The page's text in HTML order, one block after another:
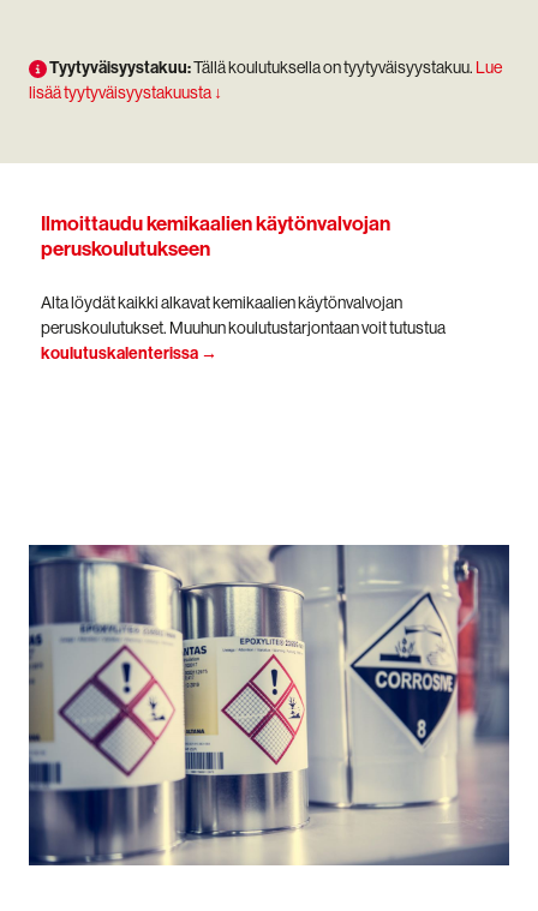
Tyytyväisyystakuu:Tällä koulutuksella on tyytyväisyystakuu. Lue
lisää tyytyväisyystakuusta ↓
Ilmoittaudu kemikaalien käytönvalvojan
peruskoulutukseen
Alta löydät kaikki alkavat kemikaalien käytönvalvojan
peruskoulutukset. Muuhun koulutustarjontaan voit tutustua
koulutuskalenterissa →